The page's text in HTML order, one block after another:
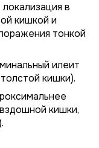
в
кишкой и
тонкой
илеит
кишки).
кишки,